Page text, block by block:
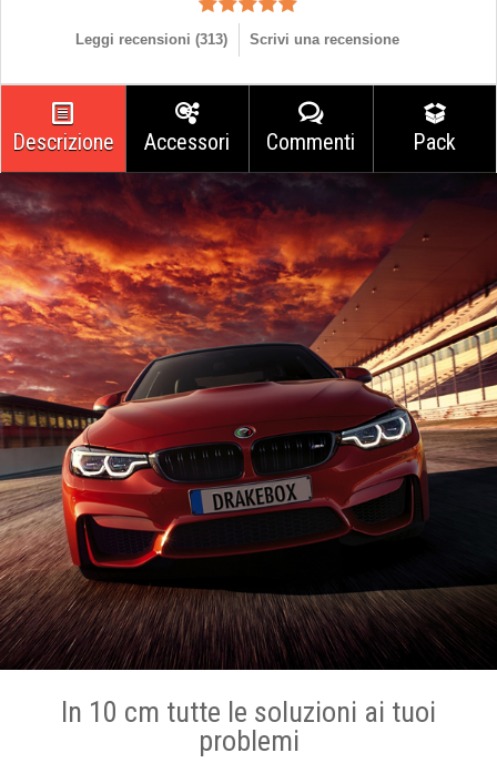
Leggi recensioni (313) Scrivi una recensione
Descrizione Accessori Commenti Pack
In 10 cm tutte le soluzioni ai tuoi
problemi